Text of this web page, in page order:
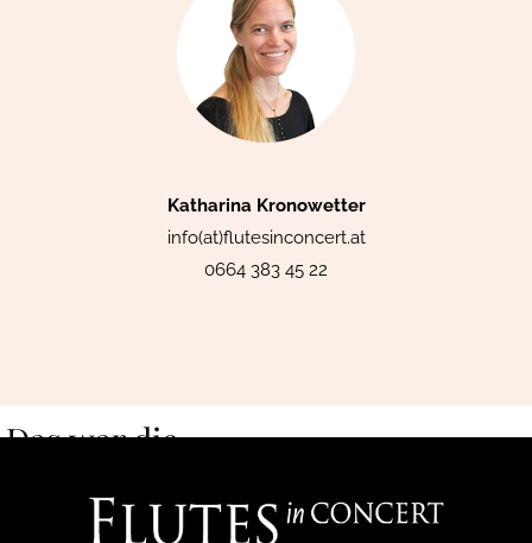
Katharina Kronowetter
info(at)flutesinconcert.at
0664 383 45 22
Das war die